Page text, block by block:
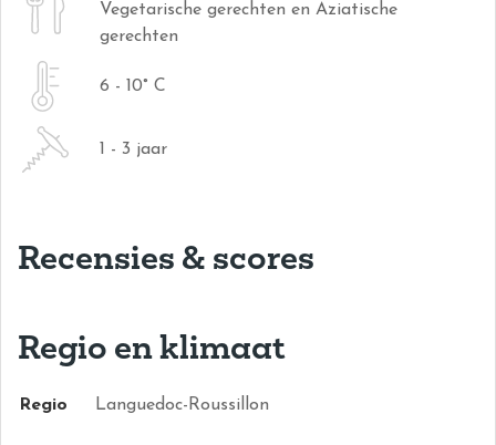
Vegetarische gerechten en Aziatische
gerechten
6 - 10° C
1 - 3 jaar
Recensies & scores
Regio en klimaat
Regio Languedoc-Roussillon